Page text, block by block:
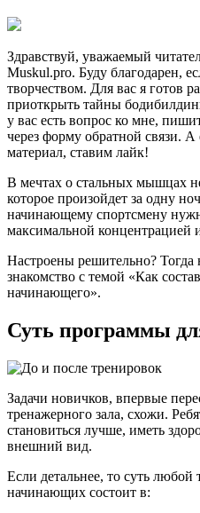
Здравствуй, уважаемый
Muskul.pro. Буду благодарен,
творчеством. Для вас я готов
приоткрыть тайны
у вас есть вопрос ко мне,
через форму обратной связи.
материал, ставим лайк!
В мечтах о стальных мышцах
которое произойдет за одну
начинающему спортсмену
максимальной концентрацией
Настроены решительно?
знакомство с темой «Как
начинающего».
Суть программы
Задачи новичков, впервые
тренажерного зала, схожи.
становиться лучше, иметь
внешний вид.
Если детальнее, то суть
начинающих состоит в: